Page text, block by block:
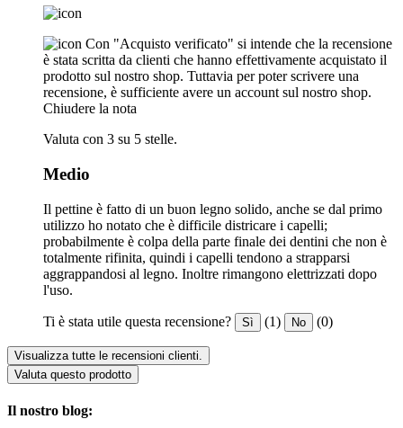
Con "Acquisto verificato" si intende che la recensione
è stata scritta da clienti che hanno effettivamente acquistato il
prodotto sul nostro shop. Tuttavia per poter scrivere una
recensione, è sufficiente avere un account sul nostro shop.
Chiudere la nota
Valuta con 3 su 5 stelle.
Medio
Il pettine è fatto di un buon legno solido, anche se dal primo
utilizzo ho notato che è difficile districare i capelli;
probabilmente è colpa della parte finale dei dentini che non è
totalmente rifinita, quindi i capelli tendono a strapparsi
aggrappandosi al legno. Inoltre rimangono elettrizzati dopo
l'uso.
Ti è stata utile questa recensione? Sì (1) No (0)
Visualizza tutte le recensioni clienti.
Valuta questo prodotto
Il nostro blog: